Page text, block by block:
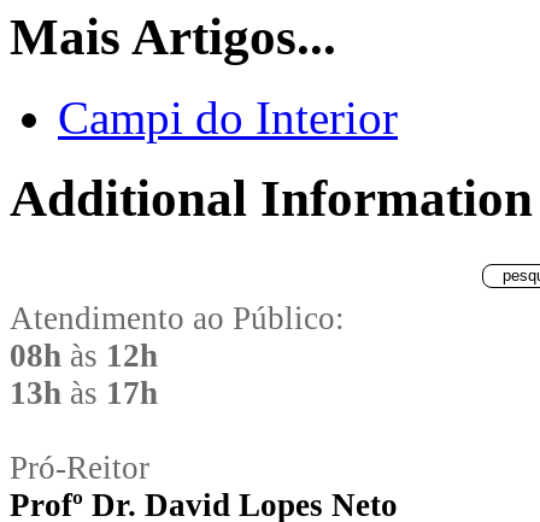
Mais Artigos...
Campi do Interior
Additional Information
Atendimento ao Público:
08h às 12h
13h às 17h
Pró-Reitor
Profº Dr. David Lopes Neto